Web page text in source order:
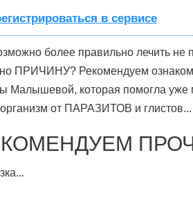
в сервисе
более правильно лечить не
ПРИЧИНУ? Рекомендуем
Малышевой, которая помогла уже
от ПАРАЗИТОВ и глистов...